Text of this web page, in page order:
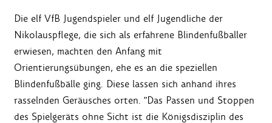
Die elf VfB Jugendspieler und elf Jugendliche der
Nikolauspflege, die sich als erfahrene Blindenfußballer
erwiesen, machten den Anfang mit
Orientierungsübungen, ehe es an die speziellen
Blindenfußbälle ging. Diese lassen sich anhand ihres
rasselnden Geräusches orten. "Das Passen und Stoppen
des Spielgeräts ohne Sicht ist die Königsdisziplin des